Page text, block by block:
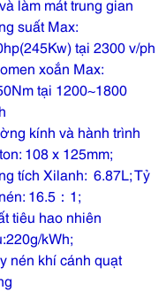
suất Max:
tại 2300 v/ph
xoắn Max:
tại 1200~1800
kính và hành trình
108 x 125mm;
tích Xilanh: 6.87L; Tỷ
16.5：1;
tiêu hao nhiên
kWh;
nén khí cánh quạt